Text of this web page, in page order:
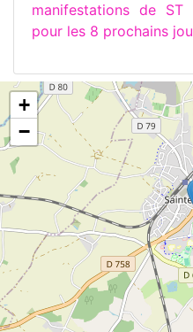
manifestations de ST
pour les 8 prochains
+
−